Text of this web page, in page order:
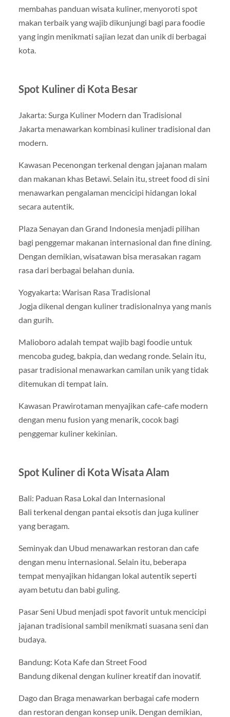
membahas panduan wisata kuliner, menyoroti spot
makan terbaik yang wajib dikunjungi bagi para foodie
yang ingin menikmati sajian lezat dan unik di berbagai
kota.
Spot Kuliner di Kota Besar
Jakarta: Surga Kuliner Modern dan Tradisional
Jakarta menawarkan kombinasi kuliner tradisional dan
modern.
Kawasan Pecenongan terkenal dengan jajanan malam
dan makanan khas Betawi. Selain itu, street food di sini
menawarkan pengalaman mencicipi hidangan lokal
secara autentik.
Plaza Senayan dan Grand Indonesia menjadi pilihan
bagi penggemar makanan internasional dan fine dining.
Dengan demikian, wisatawan bisa merasakan ragam
rasa dari berbagai belahan dunia.
Yogyakarta: Warisan Rasa Tradisional
Jogja dikenal dengan kuliner tradisionalnya yang manis
dan gurih.
Malioboro adalah tempat wajib bagi foodie untuk
mencoba gudeg, bakpia, dan wedang ronde. Selain itu,
pasar tradisional menawarkan camilan unik yang tidak
ditemukan di tempat lain.
Kawasan Prawirotaman menyajikan cafe-cafe modern
dengan menu fusion yang menarik, cocok bagi
penggemar kuliner kekinian.
Spot Kuliner di Kota Wisata Alam
Bali: Paduan Rasa Lokal dan Internasional
Bali terkenal dengan pantai eksotis dan juga kuliner
yang beragam.
Seminyak dan Ubud menawarkan restoran dan cafe
dengan menu internasional. Selain itu, beberapa
tempat menyajikan hidangan lokal autentik seperti
ayam betutu dan babi guling.
Pasar Seni Ubud menjadi spot favorit untuk mencicipi
jajanan tradisional sambil menikmati suasana seni dan
budaya.
Bandung: Kota Kafe dan Street Food
Bandung dikenal dengan kuliner kreatif dan inovatif.
Dago dan Braga menawarkan berbagai cafe modern
dan restoran dengan konsep unik. Dengan demikian,